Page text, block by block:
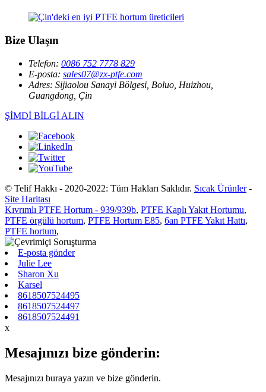
Bize Ulaşın
Telefon: 0086 752 7778 829
E-posta: sales07@zx-ptfe.com
Adres: Sijiaolou Sanayi Bölgesi, Boluo, Huizhou,
Guangdong, Çin
ŞİMDİ BİLGİ ALIN
© Telif Hakkı - 2020-2022: Tüm Hakları Saklıdır. Sıcak Ürünler-
Site Haritası
Kıvrımlı PTFE Hortum - 939/939b, PTFE Kaplı Yakıt Hortumu,
PTFE örgülü hortum, PTFE Hortum E85, 6an PTFE Yakıt Hattı,
PTFE hortum,
E-posta gönder
Julie Lee
Sharon Xu
Karsel
8618507524495
8618507524497
8618507524491
x
Mesajınızı bize gönderin:
Mesajınızı buraya yazın ve bize gönderin.